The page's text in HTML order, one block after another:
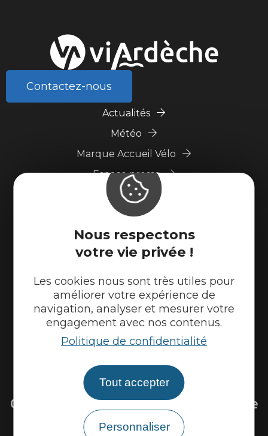
Nous respectons
votre vie privée !
Les cookies nous sont très utiles pour
améliorer votre expérience de
navigation, analyser et mesurer votre
engagement avec nos contenus.
Politique de confidentialité
Tout accepter
Personnaliser
Contactez-nous
Actualités
Météo
Marque Accueil Vélo
Espace presse
Espace pro
Partenaires
Venir sur la Via Ardèche
Questions fréquentes sur la Via Ardèche